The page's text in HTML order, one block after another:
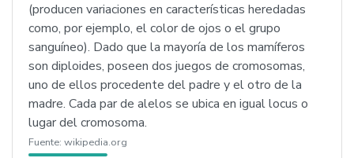
(producen variaciones en características heredadas
como, por ejemplo, el color de ojos o el grupo
sanguíneo). Dado que la mayoría de los mamíferos
son diploides, poseen dos juegos de cromosomas,
uno de ellos procedente del padre y el otro de la
madre. Cada par de alelos se ubica en igual locus o
lugar del cromosoma.
Fuente: wikipedia.org